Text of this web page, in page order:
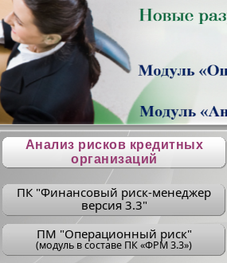
Анализ рисков кредитных
организаций
ПК "Финансовый риск-менеджер
версия 3.3"
ПM "Операционный риск"
(модуль в составе ПК «ФРМ 3.3»)